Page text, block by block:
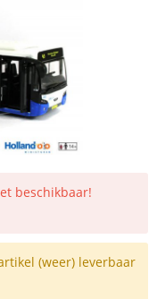
beschikbaar!
(weer) leverbaar